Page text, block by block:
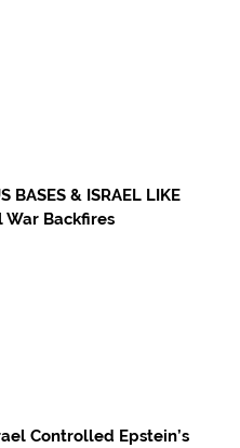
BASES & ISRAEL LIKE
War Backfires
Controlled Epstein’s